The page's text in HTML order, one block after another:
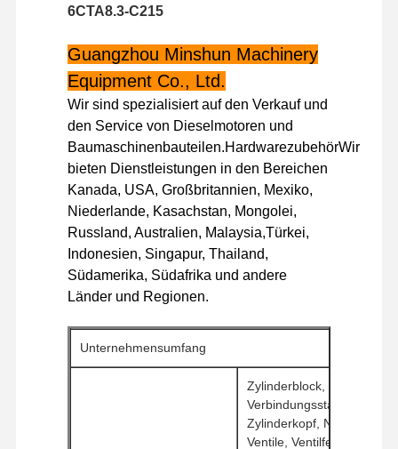
Cummins Motor
Dieselmotor
MITSUBISHI-Maschine
Baggermotor
Maschinenwiederaufbauenausrüstung
Injektionspumpe
Turbolader-Versammlung
Andere Motorteile
Elektrische Komponenten von Motoren
6CTA8.3-C215
Guangzhou Minshun Machinery
Equipment Co., Ltd.
Wir sind spezialisiert auf den Verkauf und
den Service von Dieselmotoren und
Baumaschinenbauteilen.HardwarezubehörWir
bieten Dienstleistungen in den Bereichen
Kanada, USA, Großbritannien, Mexiko,
Niederlande, Kasachstan, Mongolei,
Russland, Australien, Malaysia,Türkei,
Indonesien, Singapur, Thailand,
Südamerika, Südafrika und andere
Länder und Regionen.
Unternehmensumfang
Zylinderblock, Kurbelwelle,
Verbindungsstange,
Zylinderkopf, Nockenwelle,
Ventile, Ventilfedern,